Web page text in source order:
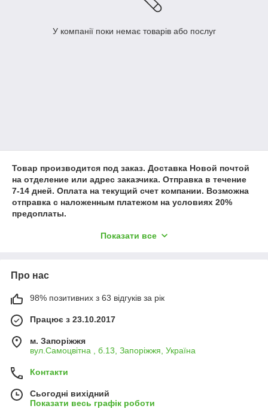
У компанії поки немає товарів або послуг
Товар производится под заказ. Доставка Новой почтой
на отделение или адрес заказчика. Отправка в течение
7-14 дней. Оплата на текущий счет компании. Возможна
отправка с наложенным платежом на условиях 20%
предоплаты.
підприємства. Можлива відправка з післяплатою на
умовах 20% передоплати.
Показати все
Про нас
98% позитивних з 63 відгуків за рік
Працює з 23.10.2017
м. Запоріжжя
вул.Самоцвітна , б.13, Запоріжжя, Україна
Контакти
Сьогодні вихідний
Показати весь графік роботи